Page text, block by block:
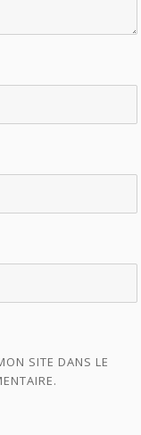
SITE DANS LE